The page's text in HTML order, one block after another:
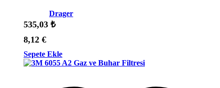
Drager
535,03 ₺
8,12 €
Sepete Ekle